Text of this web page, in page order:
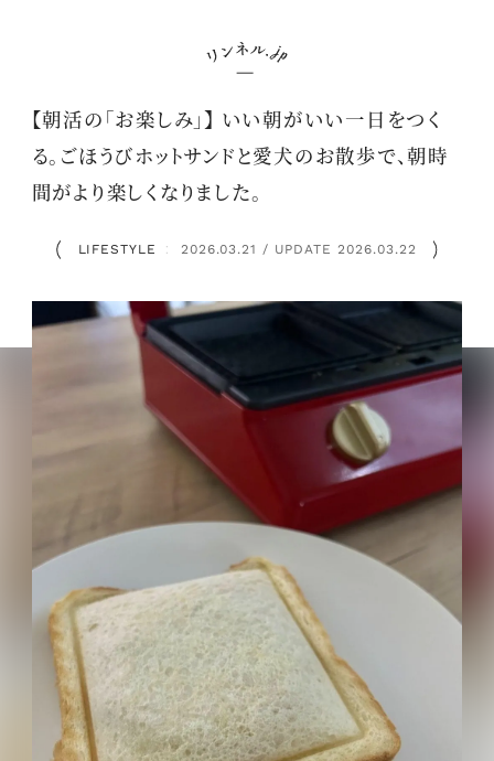
【朝活の「お楽しみ」】 いい朝がいい一日をつく
る。ごほうびホットサンドと愛犬のお散歩で、朝時
間がより楽しくなりました。
LIFESTYLE ： 2026.03.21 / UPDATE 2026.03.22